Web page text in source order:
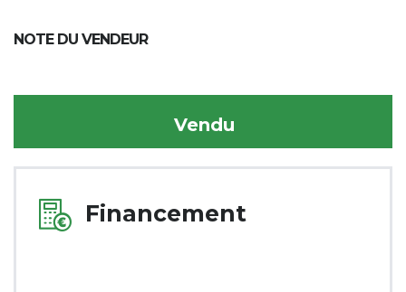
NOTE DU VENDEUR
Vendu
Financement